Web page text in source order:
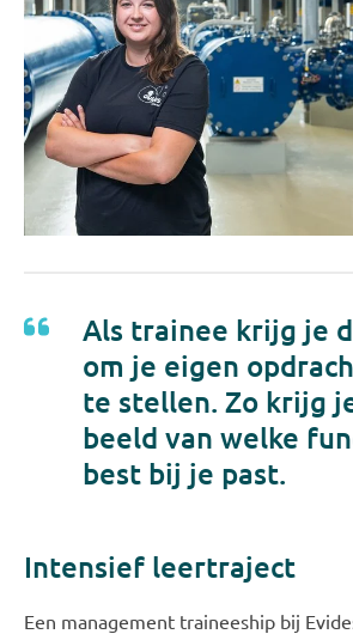
Als trainee krijg je de unieke kans om
aspecten van Evides als waterbedrijf
tegelijkertijd je inhoudelijke en
verder te ontwikkelen. Je wordt in
waarbij je altijd kunt terugvallen op
Ongekend uitdagend dus!
Als trainee krijg je
om je eigen
te stellen. Zo krijg
beeld van welke
best bij je past.
Intensief leertraject
Een management traineeship bij